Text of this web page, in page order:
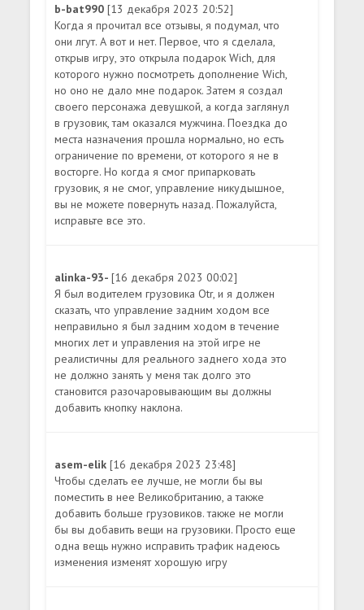
b-bat990[13 декабря 2023 20:52]
Когда я прочитал все отзывы, я подумал, что
они лгут. А вот и нет. Первое, что я сделала,
открыв игру, это открыла подарок Wich, для
которого нужно посмотреть дополнение Wich,
но оно не дало мне подарок. Затем я создал
своего персонажа девушкой, а когда заглянул
в грузовик, там оказался мужчина. Поездка до
места назначения прошла нормально, но есть
ограничение по времени, от которого я не в
восторге. Но когда я смог припарковать
грузовик, я не смог, управление никудышное,
вы не можете повернуть назад. Пожалуйста,
исправьте все это.
alinka-93-[16 декабря 2023 00:02]
Я был водителем грузовика Otr, и я должен
сказать, что управление задним ходом все
неправильно я был задним ходом в течение
многих лет и управления на этой игре не
реалистичны для реального заднего хода это
не должно занять у меня так долго это
становится разочаровывающим вы должны
добавить кнопку наклона.
asem-elik[16 декабря 2023 23:48]
Чтобы сделать ее лучше, не могли бы вы
поместить в нее Великобританию, а также
добавить больше грузовиков. также не могли
бы вы добавить вещи на грузовики. Просто еще
одна вещь нужно исправить трафик надеюсь
изменения изменят хорошую игру